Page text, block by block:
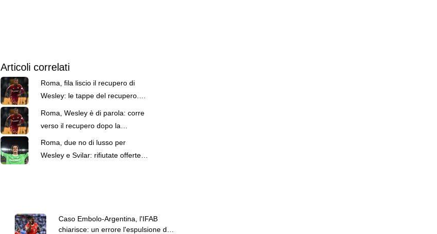
Articoli correlati
Roma, fila liscio il recupero di
Wesley: le tappe del recupero.
Roma, Wesley è di parola: corre
verso il recupero dopo la
delusione Mondiale
Roma, due no di lusso per
Wesley e Svilar: rifiutate offerte
Caso Embolo-Argentina, l'IFAB
chiarisce: un errore l'espulsione del